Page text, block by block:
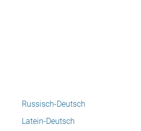
Russisch-Deutsch
Latein-Deutsch